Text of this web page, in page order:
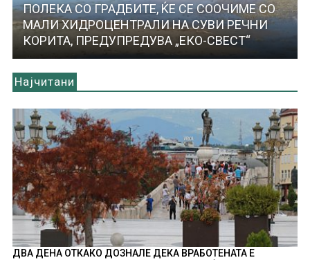
ПОЛЕКА СО ГРАДБИТЕ, ЌЕ СЕ СООЧИМЕ СО
МАЛИ ХИДРОЦЕНТРАЛИ НА СУВИ РЕЧНИ
КОРИТА, ПРЕДУПРЕДУВА „ЕКО-СВЕСТ“
Најчитани
ДВА ДЕНА ОТКАКО ДОЗНАЛЕ ДЕКА ВРАБОТЕНАТА Е